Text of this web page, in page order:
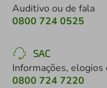
Auditivo ou de fala
0800 724 0525
SAC
Informações, elogios
0800 724 7220